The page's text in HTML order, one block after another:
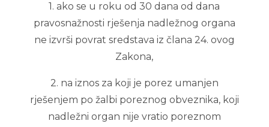
1. ako se u roku od 30 dana od dana
pravosnažnosti rješenja nadležnog organa
ne izvrši povrat sredstava iz člana 24. ovog
Zakona,
2. na iznos za koji je porez umanjen
rješenjem po žalbi poreznog obveznika, koji
nadležni organ nije vratio poreznom